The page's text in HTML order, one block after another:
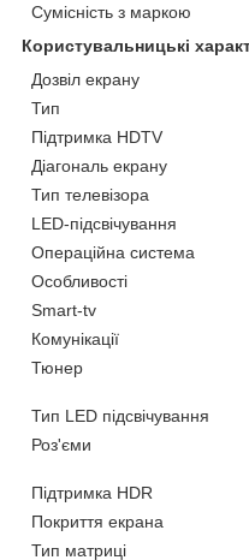
Сумісність з маркою
Користувальницькі
Дозвіл екрану
Тип
Підтримка HDTV
Діагональ екрану
Тип телевізора
LED-підсвічування
Операційна система
Особливості
Smart-tv
Комунікації
Тюнер
Тип LED підсвічування
Роз'єми
Підтримка HDR
Покриття екрана
Тип матриці